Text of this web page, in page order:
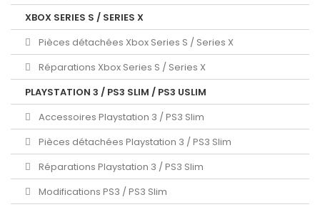
XBOX SERIES S / SERIES X
Pièces détachées Xbox Series S / Series X
Réparations Xbox Series S / Series X
PLAYSTATION 3 / PS3 SLIM / PS3 USLIM
Accessoires Playstation 3 / PS3 Slim
Pièces détachées Playstation 3 / PS3 Slim
Réparations Playstation 3 / PS3 Slim
Modifications PS3 / PS3 Slim